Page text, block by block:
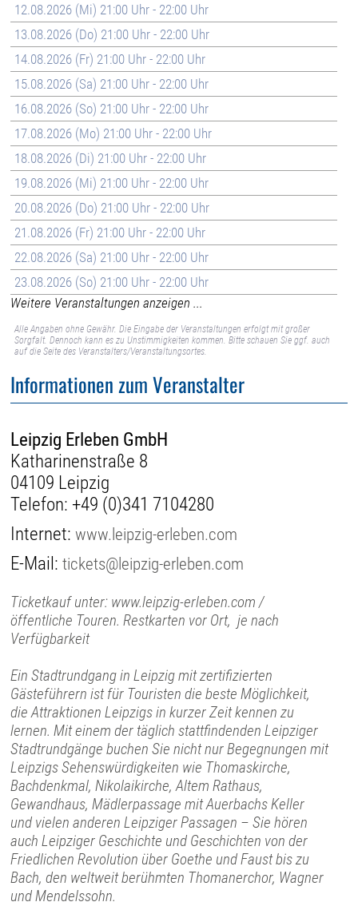
12.08.2026 (Mi) 21:00 Uhr - 22:00 Uhr
13.08.2026 (Do) 21:00 Uhr - 22:00 Uhr
14.08.2026 (Fr) 21:00 Uhr - 22:00 Uhr
15.08.2026 (Sa) 21:00 Uhr - 22:00 Uhr
16.08.2026 (So) 21:00 Uhr - 22:00 Uhr
17.08.2026 (Mo) 21:00 Uhr - 22:00 Uhr
18.08.2026 (Di) 21:00 Uhr - 22:00 Uhr
19.08.2026 (Mi) 21:00 Uhr - 22:00 Uhr
20.08.2026 (Do) 21:00 Uhr - 22:00 Uhr
21.08.2026 (Fr) 21:00 Uhr - 22:00 Uhr
22.08.2026 (Sa) 21:00 Uhr - 22:00 Uhr
23.08.2026 (So) 21:00 Uhr - 22:00 Uhr
Weitere Veranstaltungen anzeigen ...
Alle Angaben ohne Gewähr. Die Eingabe der Veranstaltungen erfolgt mit großer
Sorgfalt. Dennoch kann es zu Unstimmigkeiten kommen. Bitte schauen Sie ggf. auch
auf die Seite des Veranstalters/Veranstaltungsortes.
Informationen zum Veranstalter
Leipzig Erleben GmbH
Katharinenstraße 8
04109 Leipzig
Telefon: +49 (0)341 7104280
Internet:www.leipzig-erleben.com
E-Mail:tickets@leipzig-erleben.com
Ticketkauf unter: www.leipzig-erleben.com /
öffentliche Touren. Restkarten vor Ort, je nach
Verfügbarkeit
Ein Stadtrundgang in Leipzig mit zertifizierten
Gästeführern ist für Touristen die beste Möglichkeit,
die Attraktionen Leipzigs in kurzer Zeit kennen zu
lernen. Mit einem der täglich stattfindenden Leipziger
Stadtrundgänge buchen Sie nicht nur Begegnungen mit
Leipzigs Sehenswürdigkeiten wie Thomaskirche,
Bachdenkmal, Nikolaikirche, Altem Rathaus,
Gewandhaus, Mädlerpassage mit Auerbachs Keller
und vielen anderen Leipziger Passagen – Sie hören
auch Leipziger Geschichte und Geschichten von der
Friedlichen Revolution über Goethe und Faust bis zu
Bach, den weltweit berühmten Thomanerchor, Wagner
und Mendelssohn.